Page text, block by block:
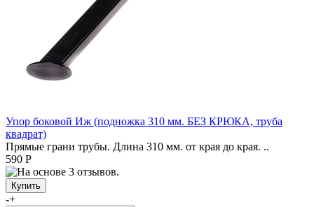
Упор боковой Иж (подножка 310 мм. БЕЗ КРЮКА, труба
квадрат)
Прямые грани трубы. Длина 310 мм. от края до края. ..
590 Р
-+